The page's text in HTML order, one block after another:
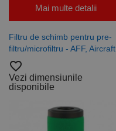
Mai multe detalii
Filtru de schimb pentru pre-
filtru/microfiltru - AFF, Aircraft
favorite_border
Vezi dimensiunile
disponibile